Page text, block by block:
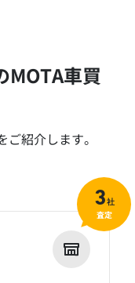
MOTA車買
紹介します。
3社
査定